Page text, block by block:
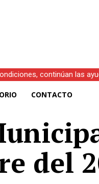
continúan las
CONTACTO
del